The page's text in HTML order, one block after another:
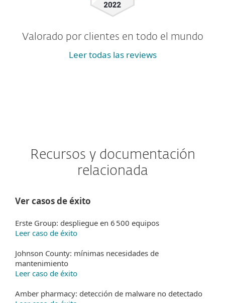
Valorado por clientes en todo el mundo
Leer todas las reviews
Recursos y documentación
relacionada
Ver casos de éxito
Erste Group: despliegue en 6 500 equipos
Leer caso de éxito
Johnson County: mínimas necesidades de
mantenimiento
Leer caso de éxito
Amber pharmacy: detección de malware no detectado